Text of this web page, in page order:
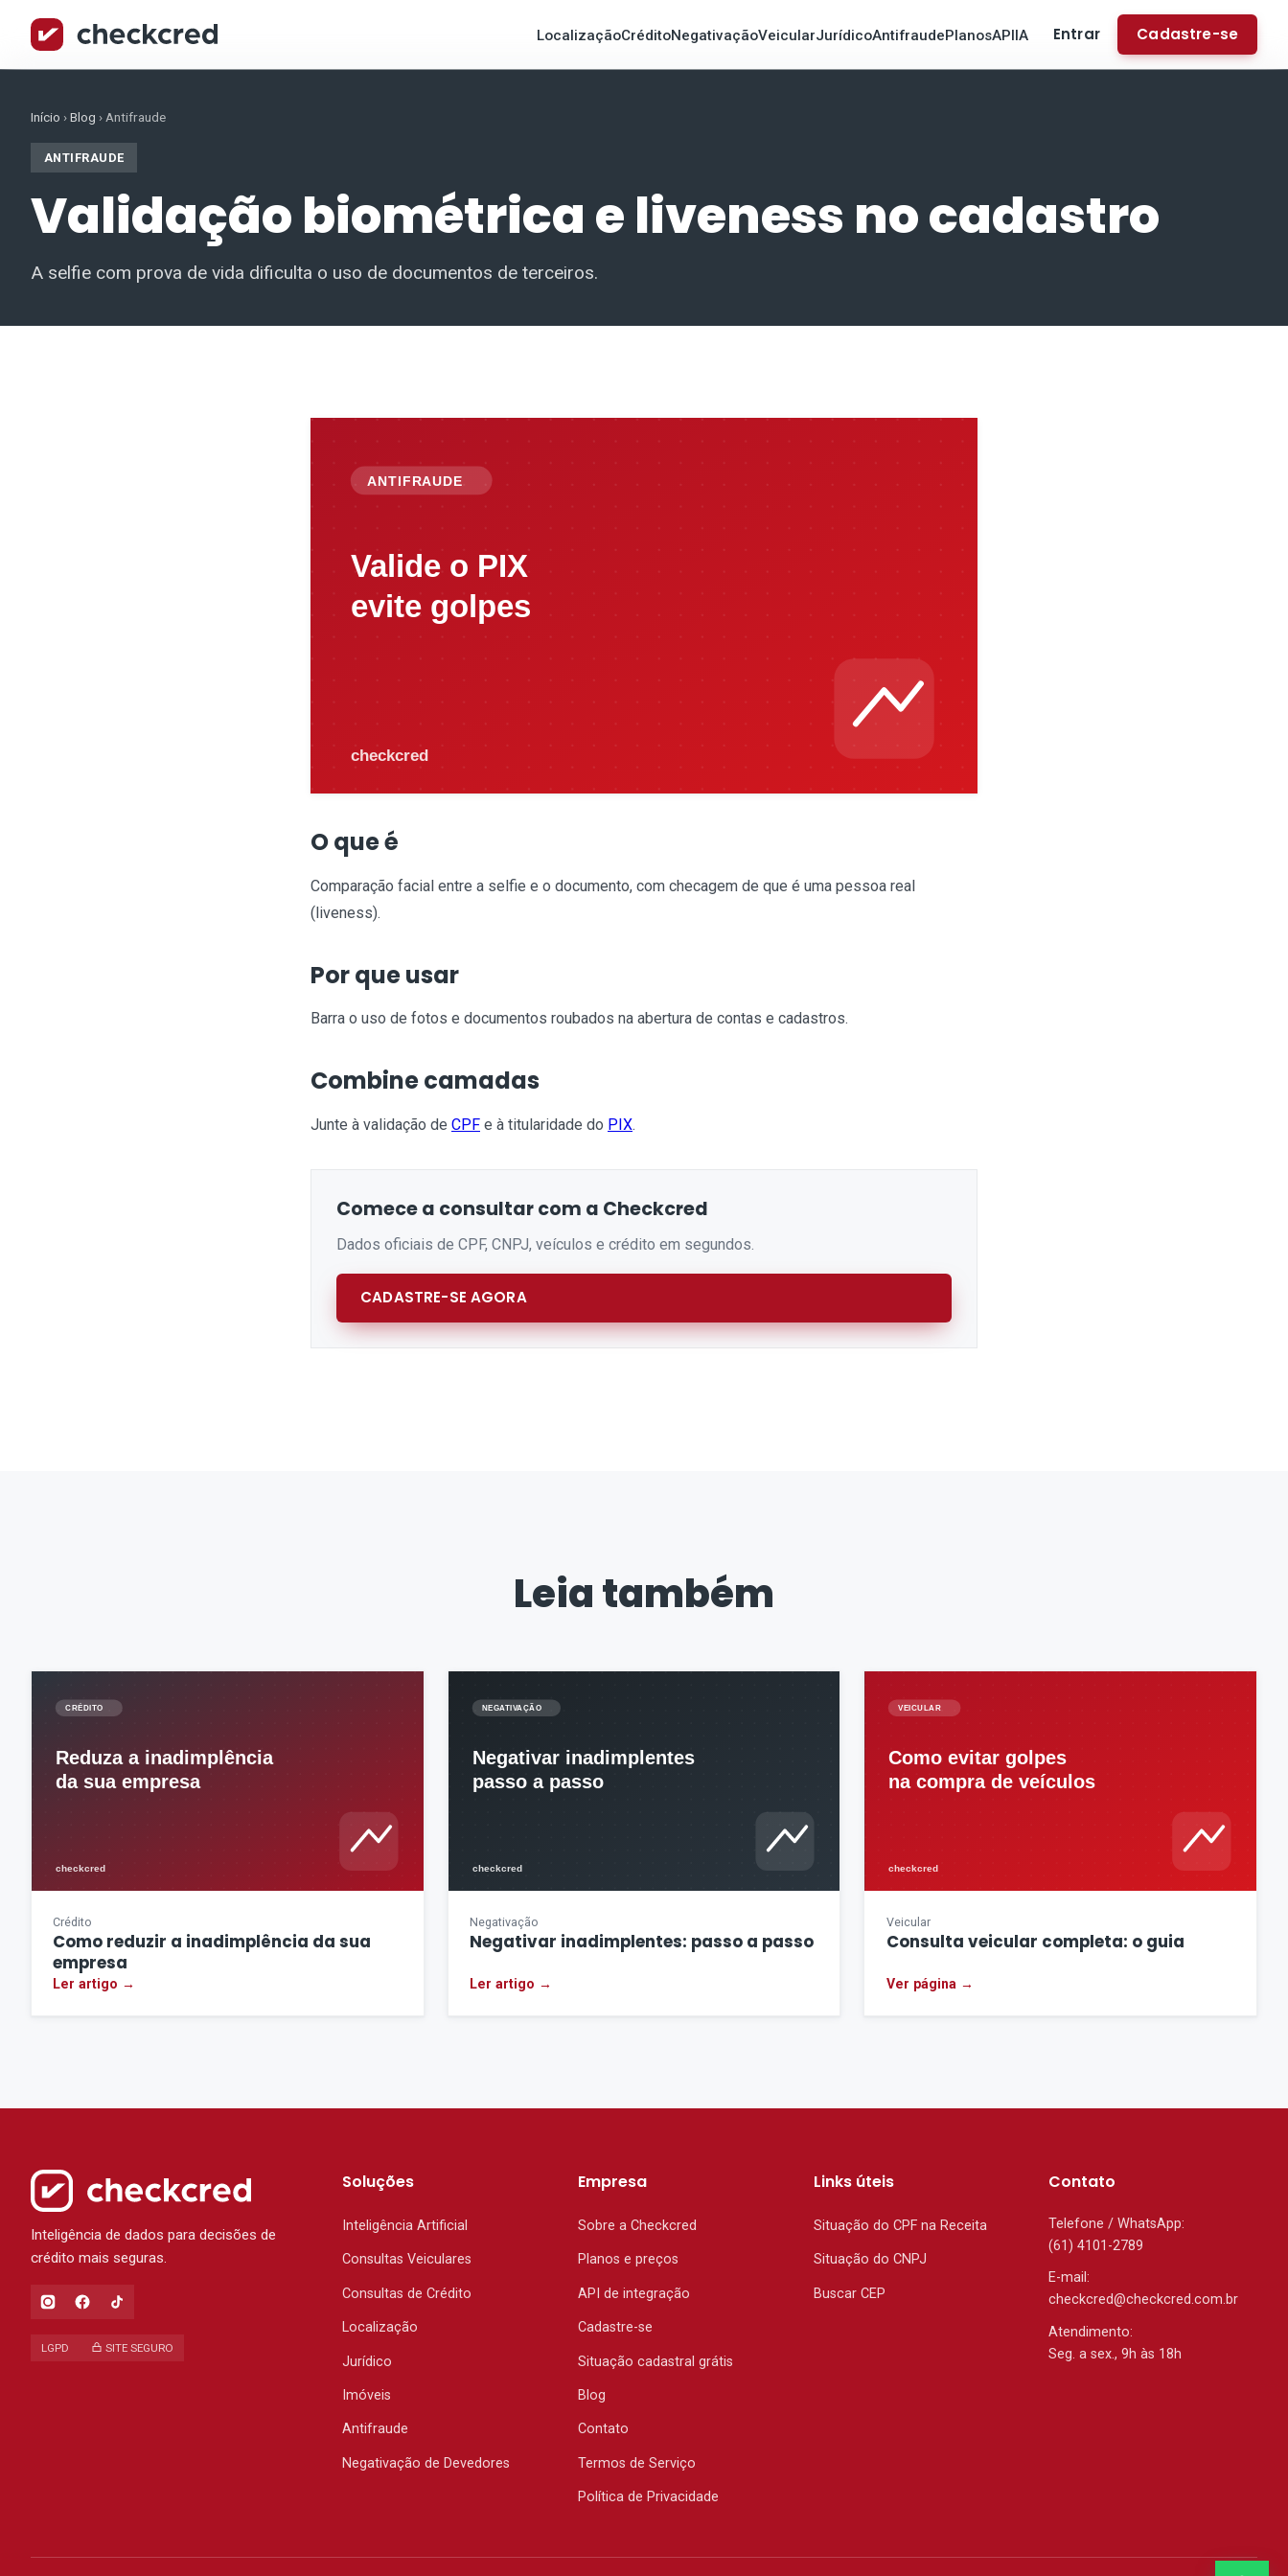
LocalizaçãoCréditoNegativaçãoVeicularJurídicoAntifraudePlanosAPIIA Entrar Cadastre-se
Início ›Blog › Antifraude
ANTIFRAUDE
Validação biométrica e liveness no cadastro
A selfie com prova de vida dificulta o uso de documentos de terceiros.
O que é
Comparação facial entre a selfie e o documento, com checagem de que é uma pessoa real
(liveness).
Por que usar
Barra o uso de fotos e documentos roubados na abertura de contas e cadastros.
Combine camadas
Junte à validação de CPF e à titularidade do PIX.
Comece a consultar com a Checkcred
Dados oficiais de CPF, CNPJ, veículos e crédito em segundos.
CADASTRE-SE AGORA
Leia também
Crédito
Como reduzir a inadimplência da sua
empresa
Ler artigo →
Negativação
Negativar inadimplentes: passo a passo
Ler artigo →
Veicular
Consulta veicular completa: o guia
Ver página →
Inteligência de dados para decisões de
crédito mais seguras.
LGPD SITE SEGURO
Soluções
Inteligência Artificial
Consultas Veiculares
Consultas de Crédito
Localização
Jurídico
Imóveis
Antifraude
Negativação de Devedores
Empresa
Sobre a Checkcred
Planos e preços
API de integração
Cadastre-se
Situação cadastral grátis
Blog
Contato
Termos de Serviço
Política de Privacidade
Links úteis
Situação do CPF na Receita
Situação do CNPJ
Buscar CEP
Contato
Telefone / WhatsApp:
(61) 4101-2789
E-mail:
checkcred@checkcred.com.br
Atendimento:
Seg. a sex., 9h às 18h